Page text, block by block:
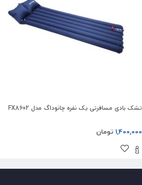
تشک بادی مسافرتی یک نفره چانوداگ مدل FX8602
1,400,000 تومان